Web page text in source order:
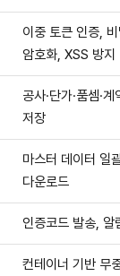
이중 토큰 인증,
암호화, XSS 방지
공사·단가·품셈·계
저장
마스터 데이터 일
다운로드
인증코드 발송, 알
컨테이너 기반 무